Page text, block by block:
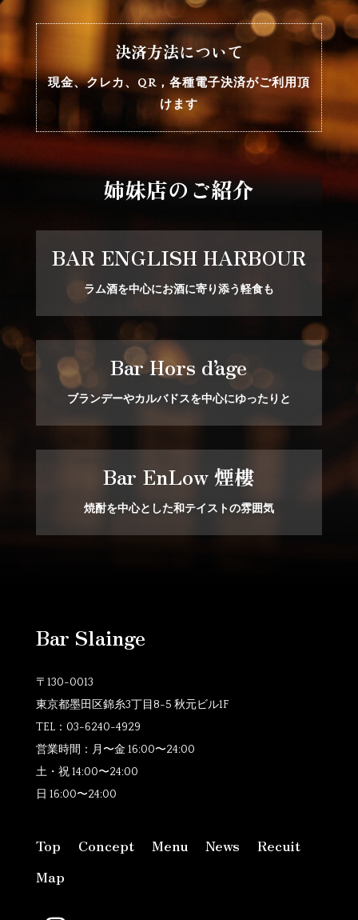
決済方法について
現金、クレカ、QR，各種電子決済がご利用頂
けます
姉妹店のご紹介
BAR ENGLISH HARBOUR
ラム酒を中心にお酒に寄り添う軽食も
Bar Hors d’age
ブランデーやカルバドスを中心にゆったりと
Bar EnLow 煙樓
焼酎を中心とした和テイストの雰囲気
Bar Slainge
〒130-0013
東京都墨田区錦糸3丁目8-5 秋元ビル1F
TEL： 03-6240-4929
営業時間：月〜金 16:00〜24:00
土・祝 14:00〜24:00
日 16:00〜24:00
Top Concept Menu News
Recuit
Map